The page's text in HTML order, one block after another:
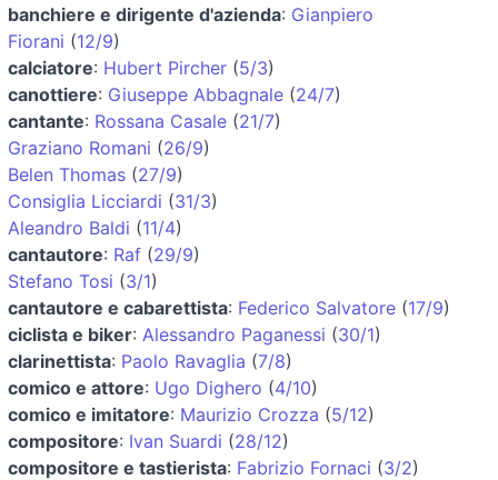
banchiere e dirigente d'azienda: Gianpiero
Fiorani (12/9)
calciatore: Hubert Pircher (5/3)
canottiere: Giuseppe Abbagnale (24/7)
cantante: Rossana Casale (21/7)
Graziano Romani (26/9)
Belen Thomas (27/9)
Consiglia Licciardi (31/3)
Aleandro Baldi (11/4)
cantautore: Raf (29/9)
Stefano Tosi (3/1)
cantautore e cabarettista: Federico Salvatore (17/9)
ciclista e biker: Alessandro Paganessi (30/1)
clarinettista: Paolo Ravaglia (7/8)
comico e attore: Ugo Dighero (4/10)
comico e imitatore: Maurizio Crozza (5/12)
compositore: Ivan Suardi (28/12)
compositore e tastierista: Fabrizio Fornaci (3/2)